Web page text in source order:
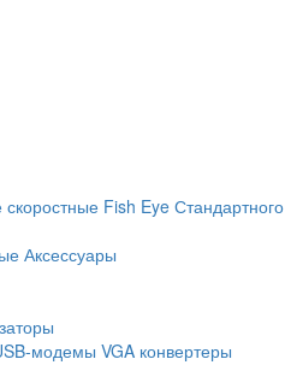
Fish Eye Стандартного
Аксессуары
модемы VGA конвертеры